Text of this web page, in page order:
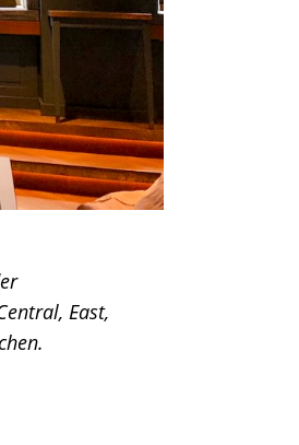
East,